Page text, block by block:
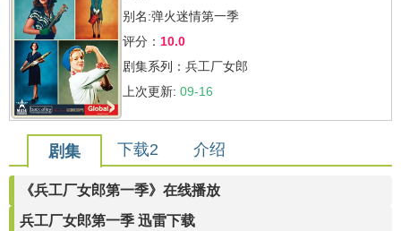
别名:弹火迷情第一季
评分： 10.0
剧集系列：兵工厂女郎
上次更新: 09-16
剧集 下载2 介绍
《兵工厂女郎第一季》在线播放
兵工厂女郎第一季 迅雷下载